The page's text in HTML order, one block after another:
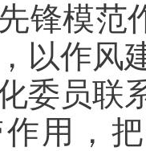
锋模范
以作风
委员联
用，